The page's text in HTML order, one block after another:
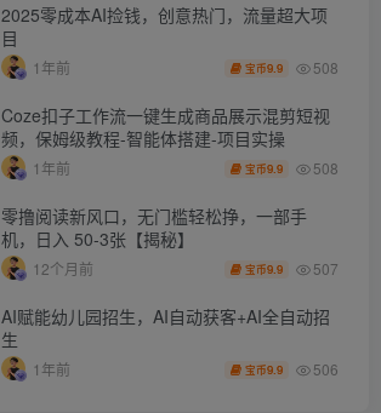
2025零成本AI捡钱，创意热门，流量超大项
目
1年前 宝币9.9 508
Coze扣子工作流一键生成商品展示混剪短视
频，保姆级教程-智能体搭建-项目实操
1年前 宝币9.9 508
零撸阅读新风口，无门槛轻松挣，一部手
机，日入 50-3张【揭秘】
12个月前 宝币9.9 507
AI赋能幼儿园招生，AI自动获客+AI全自动招
生
1年前 宝币9.9 506